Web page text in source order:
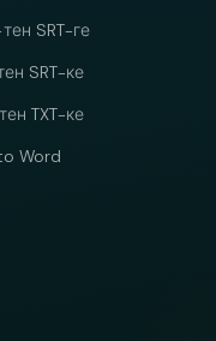
SRT-ге
SRT-ке
TXT-ке
Word